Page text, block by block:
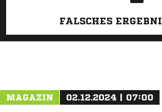
FALSCHES
MAGAZIN 02.12.2024 | 07:00